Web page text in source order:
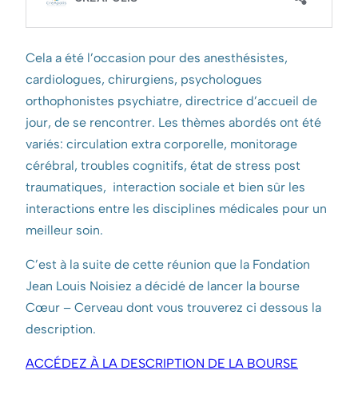
Cela a été l’occasion pour des anesthésistes,
cardiologues, chirurgiens, psychologues
orthophonistes psychiatre, directrice d’accueil de
jour, de se rencontrer. Les thèmes abordés ont été
variés: circulation extra corporelle, monitorage
cérébral, troubles cognitifs, état de stress post
traumatiques, interaction sociale et bien sûr les
interactions entre les disciplines médicales pour un
meilleur soin.
C’est à la suite de cette réunion que la Fondation
Jean Louis Noisiez a décidé de lancer la bourse
Cœur – Cerveau dont vous trouverez ci dessous la
description.
ACCÉDEZ À LA DESCRIPTION DE LA BOURSE